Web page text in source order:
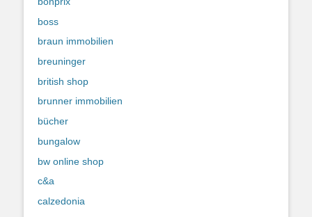
boss
braun immobilien
breuninger
british shop
brunner immobilien
bücher
bungalow
bw online shop
c&a
calzedonia